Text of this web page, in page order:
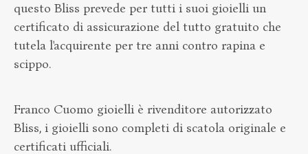
questo Bliss prevede per tutti i suoi gioielli un
certificato di assicurazione del tutto gratuito che
tutela l'acquirente per tre anni contro rapina e
scippo.
Franco Cuomo gioielli è rivenditore autorizzato
Bliss, i gioielli sono completi di scatola originale e
certificati ufficiali.